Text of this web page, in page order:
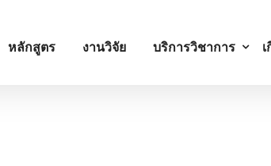
หลักสูตร งานวิจัย บริการวิชาการ